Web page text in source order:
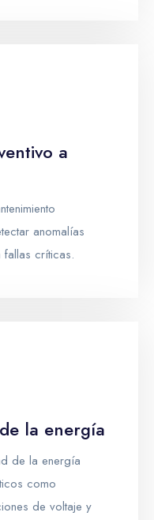
a
anomalías
fallas críticas.
la energía
de la energía
como
de voltaje y